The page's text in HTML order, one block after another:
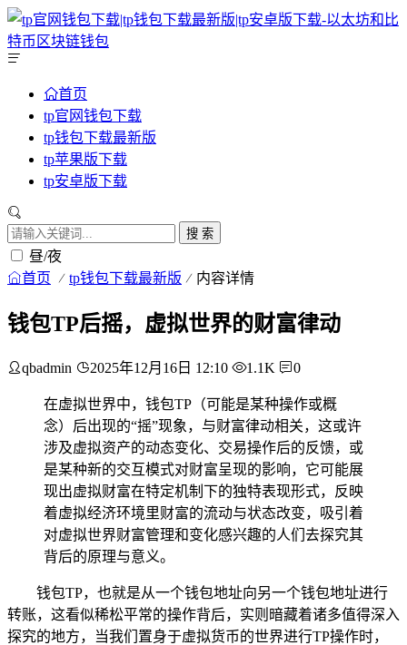
首页
tp官网钱包下载
tp钱包下载最新版
tp苹果版下载
tp安卓版下载
搜 索
昼/夜
首页 tp钱包下载最新版 内容详情
钱包TP后摇，虚拟世界的财富律动
qbadmin 2025年12月16日 12:10 1.1K 0
在虚拟世界中，钱包TP（可能是某种操作或概
念）后出现的“摇”现象，与财富律动相关，这或许
涉及虚拟资产的动态变化、交易操作后的反馈，或
是某种新的交互模式对财富呈现的影响，它可能展
现出虚拟财富在特定机制下的独特表现形式，反映
着虚拟经济环境里财富的流动与状态改变，吸引着
对虚拟世界财富管理和变化感兴趣的人们去探究其
背后的原理与意义。
钱包TP，也就是从一个钱包地址向另一个钱包地址进行
转账，这看似稀松平常的操作背后，实则暗藏着诸多值得深入
探究的地方，当我们置身于虚拟货币的世界进行TP操作时，